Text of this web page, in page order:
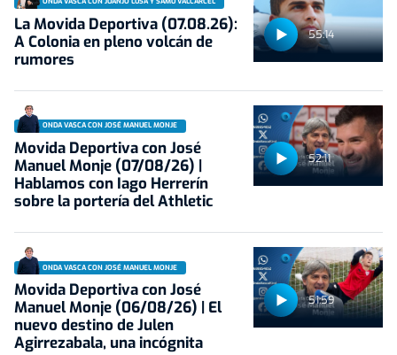
55:14
La Movida Deportiva (07.08.26):
A Colonia en pleno volcán de
rumores
52:11
ONDA VASCA CON JOSÉ MANUEL MONJE
Movida Deportiva con José
Manuel Monje (07/08/26) |
Hablamos con Iago Herrerín
sobre la portería del Athletic
51:59
ONDA VASCA CON JOSÉ MANUEL MONJE
Movida Deportiva con José
Manuel Monje (06/08/26) | El
nuevo destino de Julen
Agirrezabala, una incógnita